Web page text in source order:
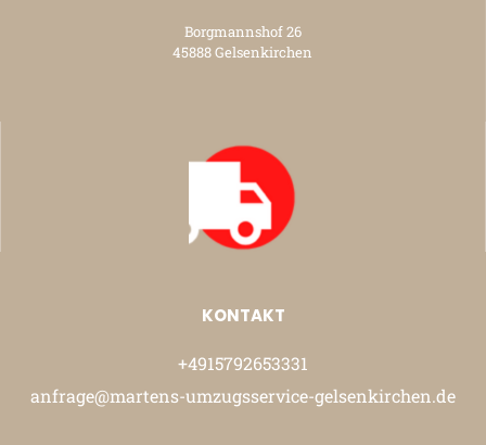
Borgmannshof 26
45888 Gelsenkirchen
KONTAKT
+4915792653331
anfrage@martens-umzugsservice-gelsenkirchen.de